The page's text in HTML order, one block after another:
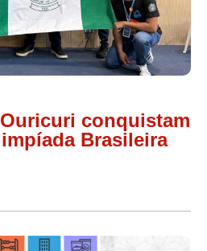
conquistam
Brasileira